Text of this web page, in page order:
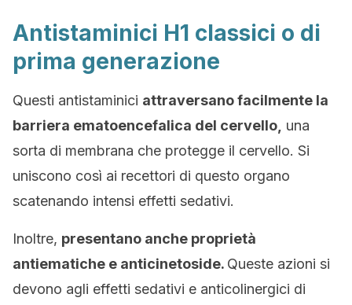
Antistaminici H1 classici o di
prima generazione
Questi antistaminici attraversano facilmente la
barriera ematoencefalica del cervello, una
sorta di membrana che protegge il cervello. Si
uniscono così ai recettori di questo organo
scatenando intensi effetti sedativi.
Inoltre, presentano anche proprietà
antiematiche e anticinetoside. Queste azioni si
devono agli effetti sedativi e anticolinergici di